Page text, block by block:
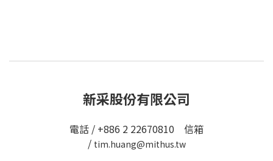
新采股份有限公司
電話 / +886 2 22670810 信箱
/ tim.huang@mithus.tw